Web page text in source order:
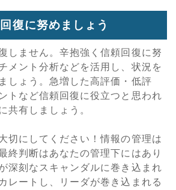
復に努めましょう
しません。辛抱強く信頼回復に努
メント分析などを活用し、状況を
しょう。急増した高評価・低評
トなど信頼回復に役立つと思われ
共有しましょう。
切にしてください！情報の管理は
終判断はあなたの管理下にはあり
深刻なスキャンダルに巻き込まれ
レートし、リーダが巻き込まれる